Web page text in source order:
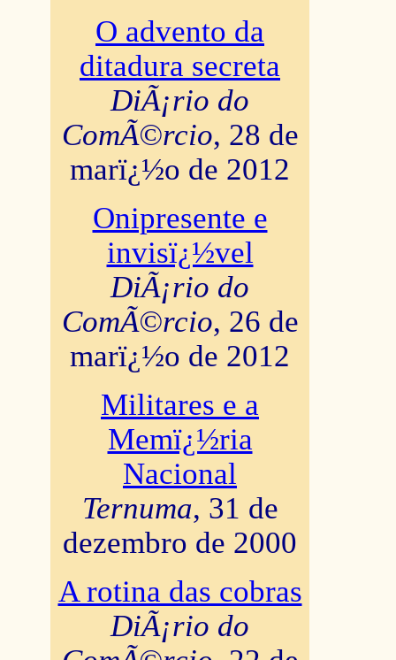
O advento da
ditadura secreta
DiÃ¡rio do
ComÃ©rcio, 28 de
marï¿½o de 2012
Onipresente e
invisï¿½vel
DiÃ¡rio do
ComÃ©rcio, 26 de
marï¿½o de 2012
Militares e a
Memï¿½ria
Nacional
Ternuma, 31 de
dezembro de 2000
A rotina das cobras
DiÃ¡rio do